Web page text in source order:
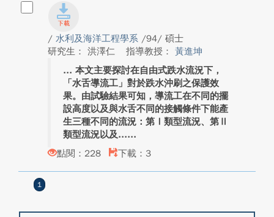
/ 水利及海洋工程學系 /94/ 碩士
研究生： 洪澤仁
指導教授： 黃進坤
本文主要探討在自由式跌水流況下，
「水舌導流工」對於跌水沖刷之保護效
果。由試驗結果可知，導流工在不同的擺
設高度以及與水舌不同的接觸條件下能產
生三種不同的流況：第Ⅰ類型流況、第Ⅱ
類型流況以及...
點閱：228
下載：3
1